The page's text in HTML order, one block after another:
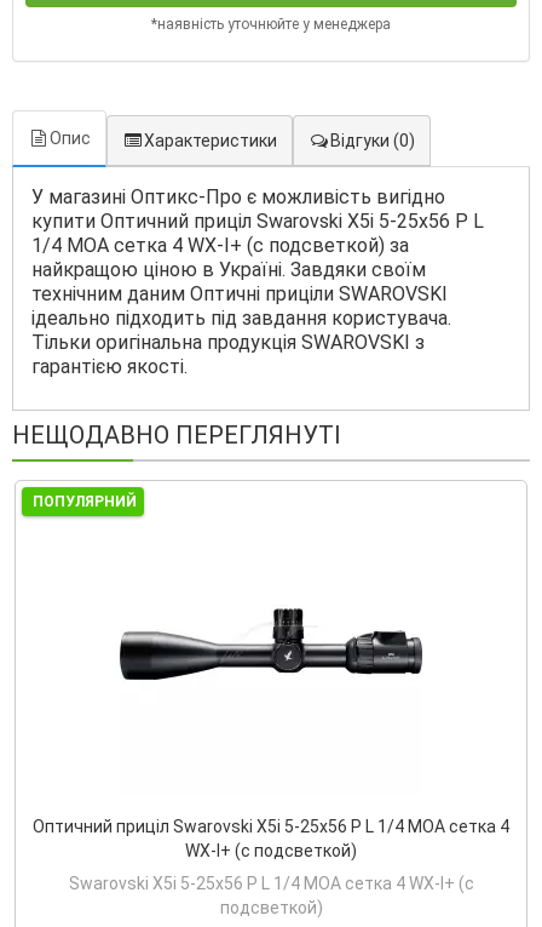
*наявність уточнюйте у менеджера
Опис Характеристики Відгуки (0)
У магазині Оптикс-Про є можливість вигідно
купити Оптичний приціл Swarovski X5i 5-25x56 P L
1/4 MOA сетка 4 WX-I+ (с подсветкой) за
найкращою ціною в Україні. Завдяки своїм
технічним даним Оптичні приціли SWAROVSKI
ідеально підходить під завдання користувача.
Тільки оригінальна продукція SWAROVSKI з
гарантією якості.
НЕЩОДАВНО ПЕРЕГЛЯНУТІ
ПОПУЛЯРНИЙ
Оптичний приціл Swarovski X5i 5-25x56 P L 1/4 MOA сетка 4
WX-I+ (с подсветкой)
Swarovski X5i 5-25x56 P L 1/4 MOA сетка 4 WX-I+ (с
подсветкой)